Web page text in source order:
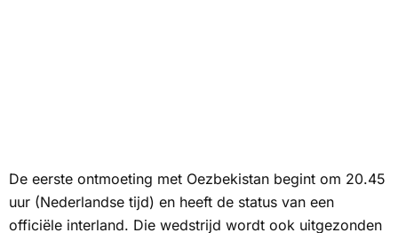
De eerste ontmoeting met Oezbekistan begint om 20.45
uur (Nederlandse tijd) en heeft de status van een
officiële interland. Die wedstrijd wordt ook uitgezonden